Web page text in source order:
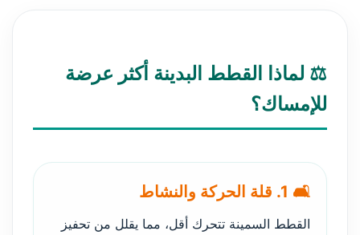
⚖️ لماذا القطط البدينة أكثر عرضة
للإمساك؟
🛋️ 1. قلة الحركة والنشاط
القطط السمينة تتحرك أقل، مما يقلل من تحفيز